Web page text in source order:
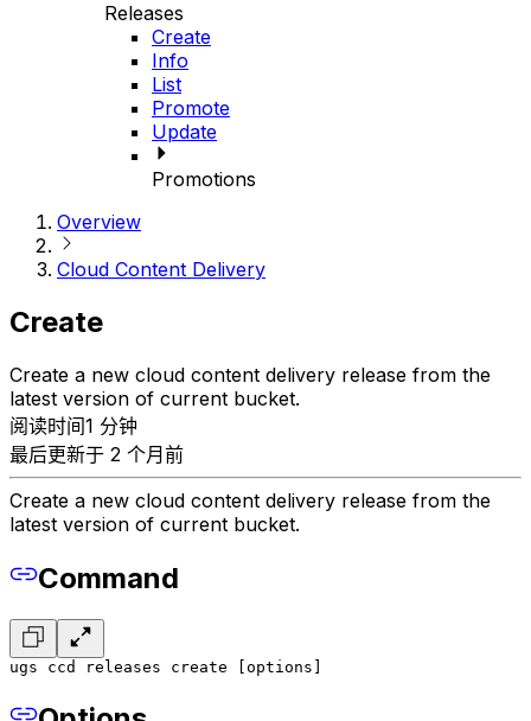
Releases
Create
Info
List
Promote
Update
Promotions
Overview
Cloud Content Delivery
Create
Create a new cloud content delivery release from the
latest version of current bucket.
阅读时间1 分钟
最后更新于 2 个月前
Create a new cloud content delivery release from the
latest version of current bucket.
Command
ugs ccd releases create [options]